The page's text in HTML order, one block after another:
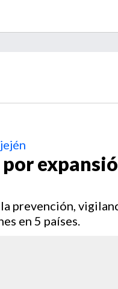
prevención,
en 5 países.